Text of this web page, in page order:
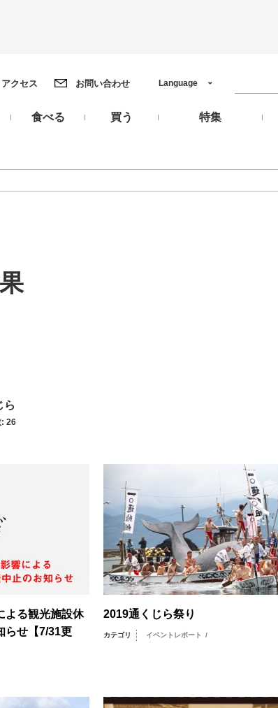
アクセス お問い合わせ
食べる 買う 特集
Language
ら
: 26
よる観光施設休
らせ【7/31更
2019通くじら祭り
カテゴリ イベントレポート /